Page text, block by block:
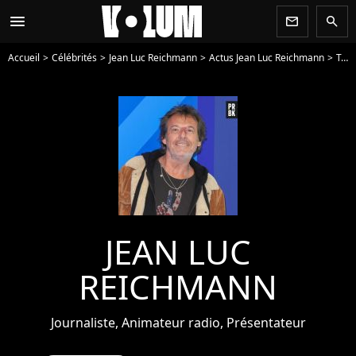
menu newsletter search
Accueil Célébrités Jean Luc Reichmann Actus Jean Luc Reichmann Toute l'actu de Jean Luc Reichmann - Page 5
JEAN LUC
REICHMANN
Journaliste, Animateur radio, Présentateur